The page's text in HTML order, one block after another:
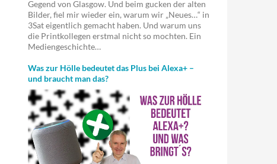
Gegend von Glasgow. Und beim gucken der alten
Bilder, fiel mir wieder ein, warum wir „Neues…“ in
3Sat eigentlich gemacht haben. Und warum uns
die Printkollegen erstmal nicht so mochten. Ein
Mediengeschichte…
Was zur Hölle bedeutet das Plus bei Alexa+ –
und braucht man das?